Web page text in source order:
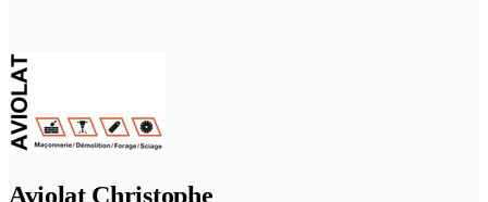
Aviolat Christophe